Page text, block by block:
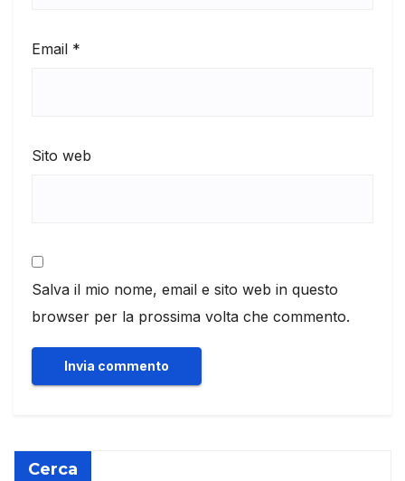
Email *
Sito web
Salva il mio nome, email e sito web in questo
browser per la prossima volta che commento.
Cerca